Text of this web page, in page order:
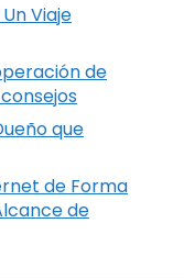
Viaje
de
que
de Forma
de